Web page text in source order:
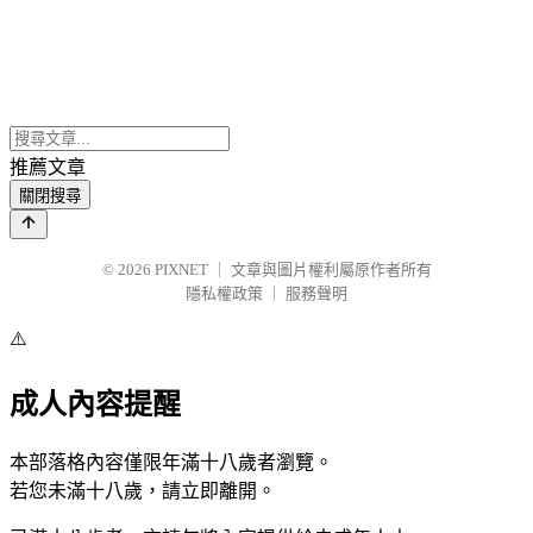
推薦文章
關閉搜尋
© 2026 PIXNET
文章與圖片權利屬原作者所有
隱私權政策
服務聲明
⚠️
成人內容提醒
本部落格內容僅限年滿十八歲者瀏覽。
若您未滿十八歲，請立即離開。